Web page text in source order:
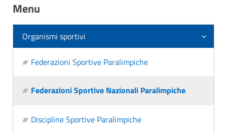
Menu
Organismi sportivi
Federazioni Sportive Paralimpiche
Federazioni Sportive Nazionali Paralimpiche
Discipline Sportive Paralimpiche